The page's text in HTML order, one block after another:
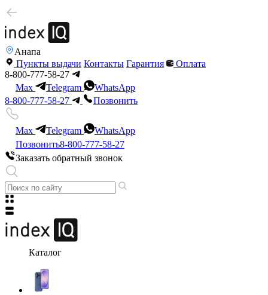
Анапа
Пункты выдачи Контакты Гарантия
Оплата
8-800-777-58-27
Max
Telegram
WhatsApp
8-800-777-58-27
Позвонить
Max Telegram
WhatsApp
Позвонить8-800-777-58-27
Заказать обратный звонок
Каталог